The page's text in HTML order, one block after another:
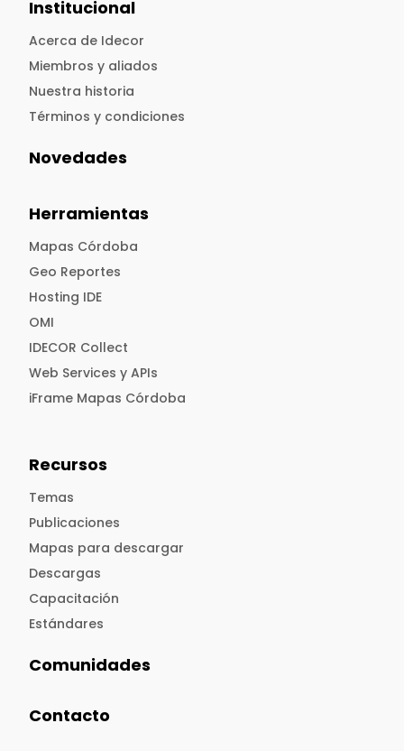
Institucional
Acerca de Idecor
Miembros y aliados
Nuestra historia
Términos y condiciones
Novedades
Herramientas
Mapas Córdoba
Geo Reportes
Hosting IDE
OMI
IDECOR Collect
Web Services y APIs
iFrame Mapas Córdoba
Recursos
Temas
Publicaciones
Mapas para descargar
Descargas
Capacitación
Estándares
Comunidades
Contacto